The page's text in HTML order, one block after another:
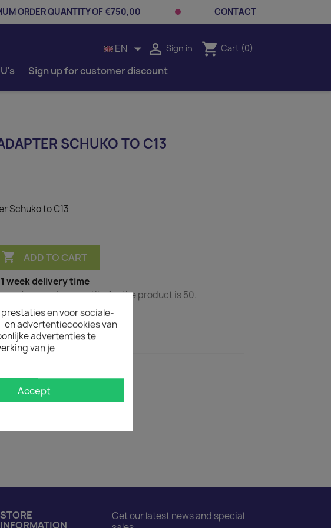
ORDER QUANTITY OF €750,00 CONTACT
EN   Sign in shopping_cart Cart (0)
Sign up for customer discount
SCHUKO TO C13
Schuko to C13
 ADD TO CART
week delivery time
purchase order quantity for the product is 50.
Product Details
STORE
INFORMATION
Get our latest news and special
en voor sociale-
en advertentiecookies van
advertenties te
van je
Accept